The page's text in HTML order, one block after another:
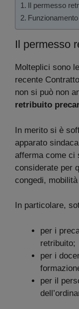
Il permesso
Funzionamento
Il permesso
Molteplici sono
recente
non si può non
retribuito
In merito si è
apparato
afferma come ci
considerate per
congedi, mobilità
In particolare,
per i
retribuito;
per i
per il